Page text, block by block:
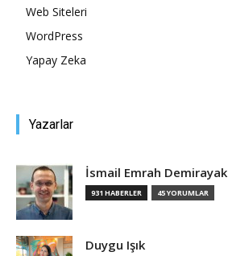
Web Siteleri
WordPress
Yapay Zeka
Yazarlar
İsmail Emrah Demirayak
931 HABERLER 45 YORUMLAR
Duygu Işık